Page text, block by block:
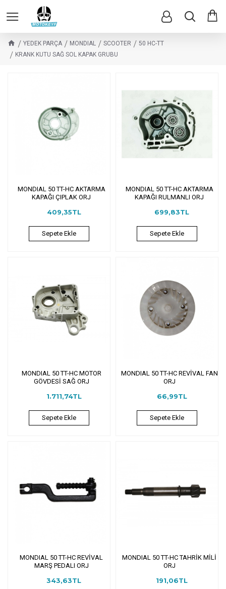
YEDEK PARÇA MONDIAL SCOOTER
50 HC-TT
KRANK KUTU SAĞ SOL KAPAK GRUBU
MONDIAL 50 TT-HC AKTARMA
KAPAĞI ÇIPLAK ORJ
409,35TL
Sepete Ekle
MONDIAL 50 TT-HC AKTARMA
KAPAĞI RULMANLI ORJ
699,83TL
Sepete Ekle
MONDIAL 50 TT-HC MOTOR
GÖVDESİ SAĞ ORJ
1.711,74TL
Sepete Ekle
MONDIAL 50 TT-HC REVİVAL FAN
ORJ
66,99TL
Sepete Ekle
MONDIAL 50 TT-HC REVİVAL
MARŞ PEDALI ORJ
343,63TL
MONDIAL 50 TT-HC TAHRİK MİLİ
ORJ
191,06TL